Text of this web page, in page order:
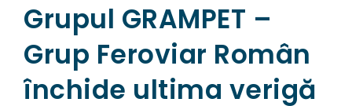
CONTACT
Grupul GRAMPET –
Grup Feroviar Român
închide ultima verigă